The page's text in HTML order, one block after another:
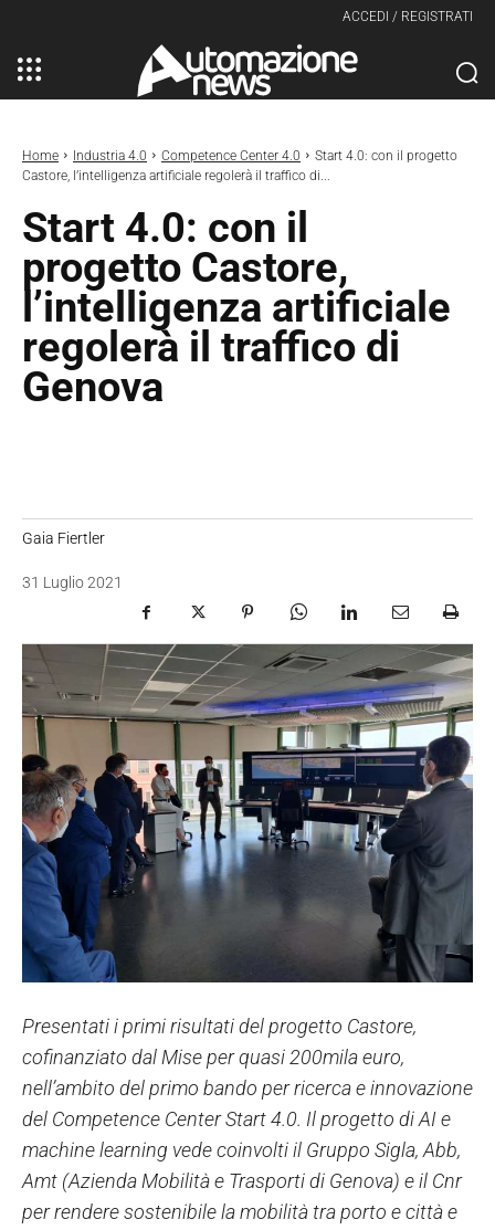
ACCEDI / REGISTRATI
Home Industria 4.0 Competence Center 4.0
Start 4.0: con il progetto
Castore, l’intelligenza artificiale regolerà il traffico di...
Start 4.0: con il
progetto Castore,
l’intelligenza artificiale
regolerà il traffico di
Genova
Gaia Fiertler
31 Luglio 2021
Presentati i primi risultati del progetto Castore,
cofinanziato dal Mise per quasi 200mila euro,
nell’ambito del primo bando per ricerca e innovazione
del Competence Center Start 4.0. Il progetto di AI e
machine learning vede coinvolti il Gruppo Sigla, Abb,
Amt (Azienda Mobilità e Trasporti di Genova) e il Cnr
per rendere sostenibile la mobilità tra porto e città e